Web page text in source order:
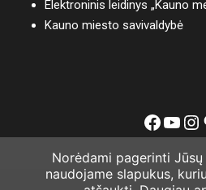
Elektroninis leidinys „Kauno
Kauno miesto savivaldybė
Norėdami pagerinti
naudojame slapukus,